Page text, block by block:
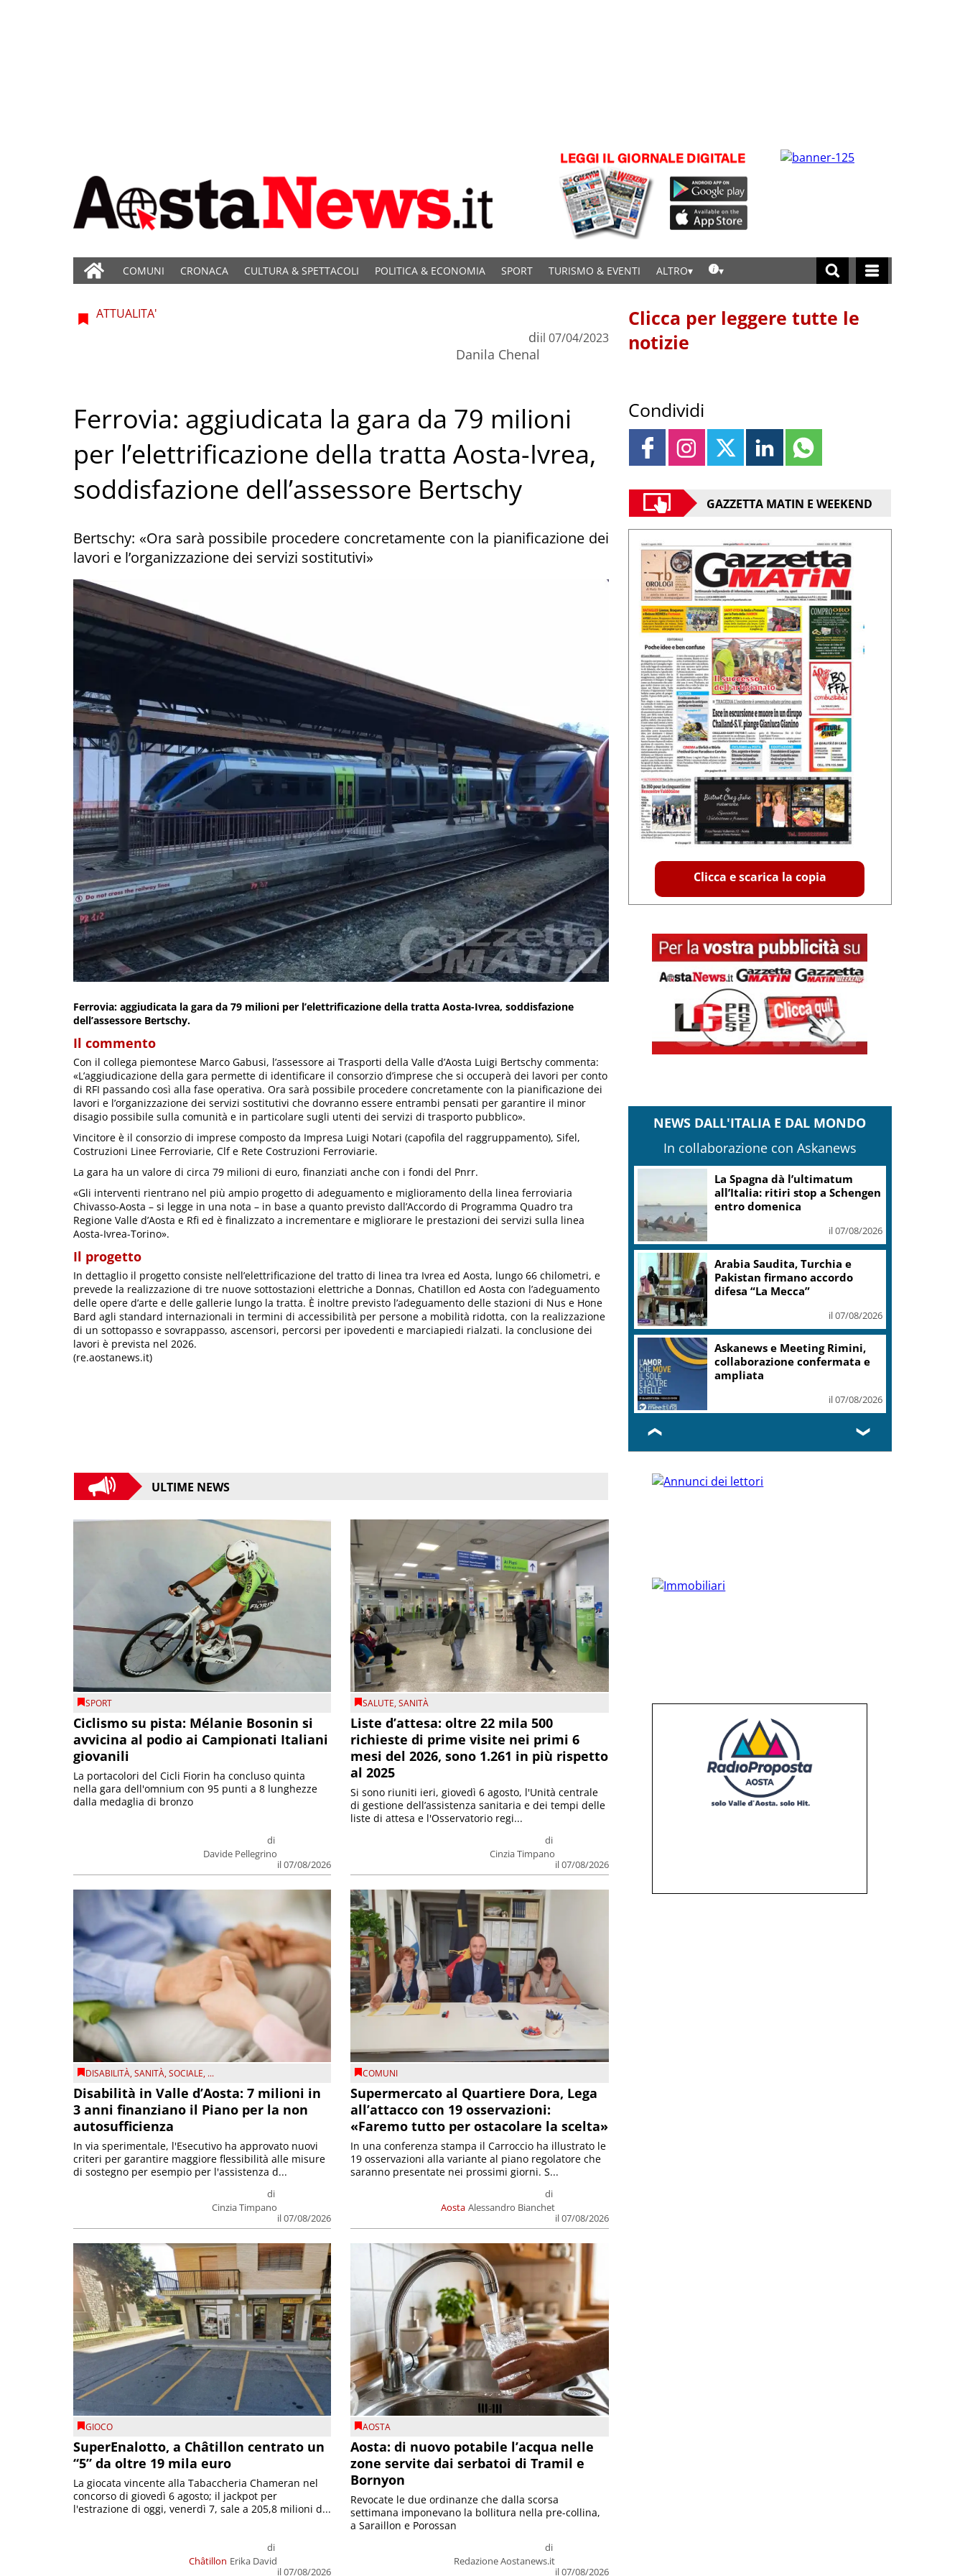
COMUNI CRONACA CULTURA & SPETTACOLI POLITICA & ECONOMIA SPORT TURISMO & EVENTI ALTRO
ATTUALITA'
di
Danila Chenal
il 07/04/2023
Ferrovia: aggiudicata la gara da 79 milioni
per l’elettrificazione della tratta Aosta-Ivrea,
soddisfazione dell’assessore Bertschy
Bertschy: «Ora sarà possibile procedere concretamente con la pianificazione dei
lavori e l’organizzazione dei servizi sostitutivi»
Ferrovia: aggiudicata la gara da 79 milioni per l’elettrificazione della tratta Aosta-Ivrea, soddisfazione
dell’assessore Bertschy.
Il commento
Con il collega piemontese Marco Gabusi, l’assessore ai Trasporti della Valle d’Aosta Luigi Bertschy commenta:
«L’aggiudicazione della gara permette di identificare il consorzio d’imprese che si occuperà dei lavori per conto
di RFI passando così alla fase operativa. Ora sarà possibile procedere concretamente con la pianificazione dei
lavori e l’organizzazione dei servizi sostitutivi che dovranno essere entrambi pensati per garantire il minor
disagio possibile sulla comunità e in particolare sugli utenti dei servizi di trasporto pubblico».
Vincitore è il consorzio di imprese composto da Impresa Luigi Notari (capofila del raggruppamento), Sifel,
Costruzioni Linee Ferroviarie, Clf e Rete Costruzioni Ferroviarie.
La gara ha un valore di circa 79 milioni di euro, finanziati anche con i fondi del Pnrr.
«Gli interventi rientrano nel più ampio progetto di adeguamento e miglioramento della linea ferroviaria
Chivasso-Aosta – si legge in una nota – in base a quanto previsto dall’Accordo di Programma Quadro tra
Regione Valle d’Aosta e Rfi ed è finalizzato a incrementare e migliorare le prestazioni dei servizi sulla linea
Aosta-Ivrea-Torino».
Il progetto
In dettaglio il progetto consiste nell’elettrificazione del tratto di linea tra Ivrea ed Aosta, lungo 66 chilometri, e
prevede la realizzazione di tre nuove sottostazioni elettriche a Donnas, Chatillon ed Aosta con l’adeguamento
delle opere d’arte e delle gallerie lungo la tratta. È inoltre previsto l’adeguamento delle stazioni di Nus e Hone
Bard agli standard internazionali in termini di accessibilità per persone a mobilità ridotta, con la realizzazione
di un sottopasso e sovrappasso, ascensori, percorsi per ipovedenti e marciapiedi rialzati. la conclusione dei
lavori è prevista nel 2026.
(re.aostanews.it)
ULTIME NEWS
SPORT
Ciclismo su pista: Mélanie Bosonin si
avvicina al podio ai Campionati Italiani
giovanili
di
Davide Pellegrino
il 07/08/2026
La portacolori del Cicli Fiorin ha concluso quinta
nella gara dell'omnium con 95 punti a 8 lunghezze
dalla medaglia di bronzo
SALUTE,SANITÀ
Liste d’attesa: oltre 22 mila 500
richieste di prime visite nei primi 6
mesi del 2026, sono 1.261 in più rispetto
al 2025
di
Cinzia Timpano
il 07/08/2026
Si sono riuniti ieri, giovedì 6 agosto, l'Unità centrale
di gestione dell’assistenza sanitaria e dei tempi delle
liste di attesa e l'Osservatorio regi...
DISABILITÀ,SANITÀ,SOCIALE, ...
Disabilità in Valle d’Aosta: 7 milioni in
3 anni finanziano il Piano per la non
autosufficienza
di
Cinzia Timpano
il 07/08/2026
In via sperimentale, l'Esecutivo ha approvato nuovi
criteri per garantire maggiore flessibilità alle misure
di sostegno per esempio per l'assistenza d...
COMUNI
Supermercato al Quartiere Dora, Lega
all’attacco con 19 osservazioni:
«Faremo tutto per ostacolare la scelta»
Aosta
di
Alessandro Bianchet
il 07/08/2026
In una conferenza stampa il Carroccio ha illustrato le
19 osservazioni alla variante al piano regolatore che
saranno presentate nei prossimi giorni. S...
GIOCO
SuperEnalotto, a Châtillon centrato un
“5” da oltre 19 mila euro
Châtillon
di
Erika David
il 07/08/2026
La giocata vincente alla Tabaccheria Chameran nel
concorso di giovedì 6 agosto; il jackpot per
l'estrazione di oggi, venerdì 7, sale a 205,8 milioni d...
AOSTA
Aosta: di nuovo potabile l’acqua nelle
zone servite dai serbatoi di Tramil e
Bornyon
di
Redazione Aostanews.it
il 07/08/2026
Revocate le due ordinanze che dalla scorsa
settimana imponevano la bollitura nella pre-collina,
a Saraillon e Porossan
Clicca per leggere tutte le
notizie
Condividi
GAZZETTA MATIN E WEEKEND
Clicca e scarica la copia
NEWS DALL'ITALIA E DAL MONDO
In collaborazione con Askanews
La Spagna dà l’ultimatum
all’Italia: ritiri stop a Schengen
entro domenica
il 07/08/2026
Arabia Saudita, Turchia e
Pakistan firmano accordo
difesa “La Mecca”
il 07/08/2026
Askanews e Meeting Rimini,
collaborazione confermata e
ampliata
il 07/08/2026
❮ ❯